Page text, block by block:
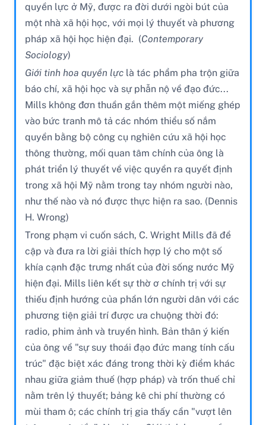
quyền lực ở Mỹ, được ra đời dưới ngòi bút của
một nhà xã hội học, với mọi lý thuyết và phương
pháp xã hội học hiện đại. (Contemporary
Sociology)
Giới tinh hoa quyền lựclà tác phẩm pha trộn giữa
báo chí, xã hội học và sự phẫn nộ về đạo đức...
Mills không đơn thuần gắn thêm một miếng ghép
vào bức tranh mô tả các nhóm thiểu số nắm
quyền bằng bộ công cụ nghiên cứu xã hội học
thông thường, mối quan tâm chính của ông là
phát triển lý thuyết về việc quyền ra quyết định
trong xã hội Mỹ nằm trong tay nhóm người nào,
như thế nào và nó được thực hiện ra sao. (Dennis
H. Wrong)
Trong phạm vi cuốn sách, C. Wright Mills đã đề
cập và đưa ra lời giải thích hợp lý cho một số
khía cạnh đặc trưng nhất của đời sống nước Mỹ
hiện đại. Mills liên kết sự thờ ơ chính trị với sự
thiếu định hướng của phần lớn người dân với các
phương tiện giải trí được ưa chuộng thời đó:
radio, phim ảnh và truyền hình. Bản thân ý kiến
của ông về "sự suy thoái đạo đức mang tính cấu
trúc" đặc biệt xác đáng trong thời kỳ điểm khác
nhau giữa giảm thuế (hợp pháp) và trốn thuế chỉ
nằm trên lý thuyết; bảng kê chi phí thường có
mùi tham ô; các chính trị gia thấy cần "vượt lên